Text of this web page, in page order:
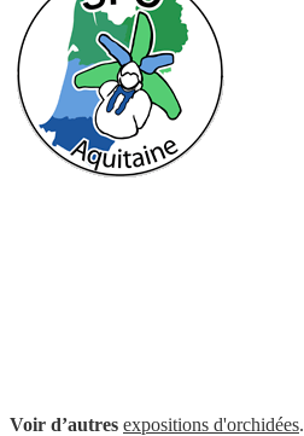
Voir d’autres expositions d'orchidées.